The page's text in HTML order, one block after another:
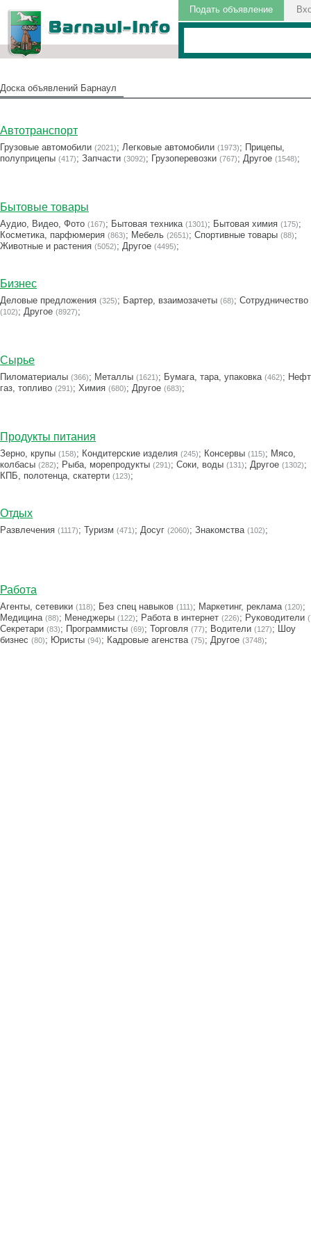
Подать объявление
Доска объявлений Барнаул
Автотранспорт
Грузовые автомобили (2021); Легковые автомобили (1973); Прицепы,
полуприцепы (417); Запчасти (3092); Грузоперевозки (767); Другое (1548);
Бытовые товары
Аудио, Видео, Фото (167); Бытовая техника (1301); Бытовая химия (175);
Косметика, парфюмерия (863); Мебель (2651); Cпортивные товары (88);
Животные и растения (5052); Другое (4495);
Бизнес
Деловые предложения (325); Бартер, взаимозачеты (68); Сотрудничество
(102); Другое (8927);
Сырье
Пиломатериалы (366); Металлы (1621); Бумага, тара, упаковка (462);
газ, топливо (291); Химия (680); Другое (683);
Продукты питания
Зерно, крупы (158); Кондитерские изделия (245); Консервы (115); Мясо,
колбасы (282); Рыба, морепродукты (291); Соки, воды (131); Другое (1302);
КПБ, полотенца, скатерти (123);
Отдых
Развлечения (1117); Туризм (471); Досуг (2060); Знакомства (102);
Работа
Агенты, сетевики (118); Без спец навыков (111); Маркетинг, реклама (120);
Медицина (88); Менеджеры (122); Работа в интернет (226); Руководители
Секретари (83); Программисты (69); Торговля (77); Водители (127); Шоу
бизнес (80); Юристы (94); Кадровые агенства (75); Другое (3748);